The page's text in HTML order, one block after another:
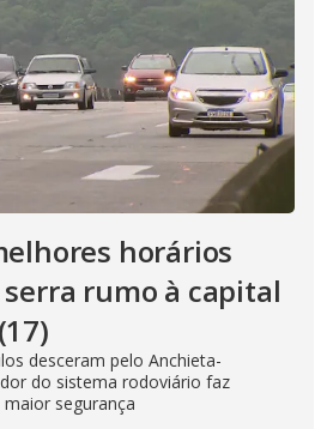
horários
rumo à capital
desceram pelo Anchieta-
do sistema rodoviário faz
segurança